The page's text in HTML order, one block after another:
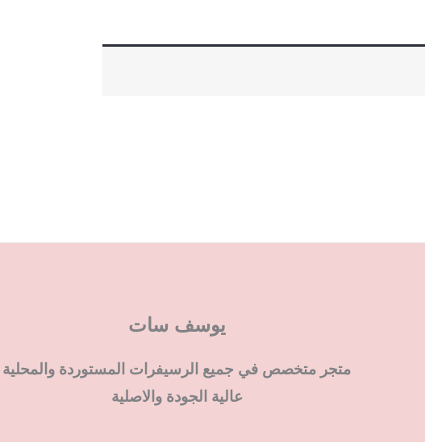
يوسف سات
متجر متخصص في جميع الرسيفرات المستوردة والمحلية
عالية الجودة والاصلية